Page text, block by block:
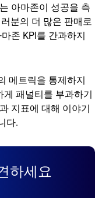
아마존이 성공을 측
분의 더 많은 판매로
존 KPI를 간과하지
메트릭을 통제하지
패널티를 부과하기
지표에 대해 이야기
다.
하세요